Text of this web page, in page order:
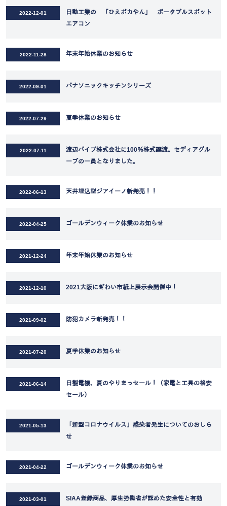
2022-12-01
日動工業の 「ひえポカやん」 ポータブルスポット
エアコン
2022-11-28 年末年始休業のお知らせ
2022-09-01 パナソニックキッチンシリーズ
2022-07-29 夏季休業のお知らせ
2022-07-11
渡辺パイプ株式会社に100％株式譲渡。セディアグル
ープの一員となりました。
2022-06-13 天井埋込型ジアイーノ新発売！！
2022-04-25 ゴールデンウィーク休業のお知らせ
2021-12-24 年末年始休業のお知らせ
2021-12-10 2021大阪にぎわい市紙上展示会開催中！
2021-09-02 防犯カメラ新発売！！
2021-07-20 夏季休業のお知らせ
2021-06-14
日製電機、夏のやりまっセール！（家電と工具の格安
セール）
2021-05-13
「新型コロナウイルス」感染者発生についてのおしら
せ
2021-04-22 ゴールデンウィーク休業のお知らせ
2021-03-01
SIAA登録商品、厚生労働省が認めた安全性と有効